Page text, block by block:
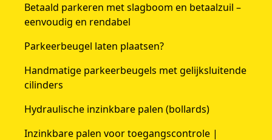
Betaald parkeren met slagboom en betaalzuil –
eenvoudig en rendabel
Parkeerbeugel laten plaatsen?
Handmatige parkeerbeugels met gelijksluitende
cilinders
Hydraulische inzinkbare palen (bollards)
Inzinkbare palen voor toegangscontrole |